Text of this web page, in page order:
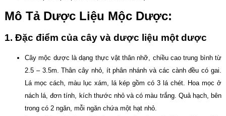
Mô Tả Dược Liệu Mộc Dược:
1. Đặc điểm của cây và dược liệu một dược
Cây mộc dược là dạng thực vật thân nhỡ, chiều cao trung bình từ
2.5 – 3.5m. Thân cây nhỏ, ít phân nhánh và các cành đều có gai.
Lá mọc cách, màu lục xám, lá kép gồm có 3 lá chét. Hoa mọc ở
nách lá, đơn tính, kích thước nhỏ và có màu trắng. Quả hạch, bên
trong có 2 ngăn, mỗi ngăn chứa một hạt nhỏ.